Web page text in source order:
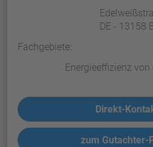
DE - 13158
Fachgebiete:
Energieeffizienz von
Direkt-
zum Gutachter-